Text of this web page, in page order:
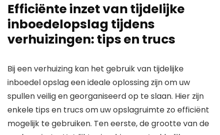
Efficiënte inzet van tijdelijke
inboedelopslag tijdens
verhuizingen: tips en trucs
Bij een verhuizing kan het gebruik van tijdelijke
inboedel opslag een ideale oplossing zijn om uw
spullen veilig en georganiseerd op te slaan. Hier zijn
enkele tips en trucs om uw opslagruimte zo efficiënt
mogelijk te gebruiken. Ten eerste, de grootte van de